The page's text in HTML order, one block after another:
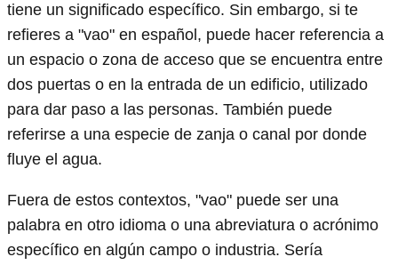
tiene un significado específico. Sin embargo, si te
refieres a "vao" en español, puede hacer referencia a
un espacio o zona de acceso que se encuentra entre
dos puertas o en la entrada de un edificio, utilizado
para dar paso a las personas. También puede
referirse a una especie de zanja o canal por donde
fluye el agua.
Fuera de estos contextos, "vao" puede ser una
palabra en otro idioma o una abreviatura o acrónimo
específico en algún campo o industria. Sería